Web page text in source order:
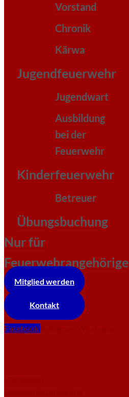
Vorstand
Chronik
Kärwa
Jugendfeuerwehr
Jugendwart
Ausbildung
bei der
Feuerwehr
Kinderfeuerwehr
Betreuer
Übungsbuchung
Nur für
Feuerwehrangehörige
Mitglied werden
Kontakt
Facebook